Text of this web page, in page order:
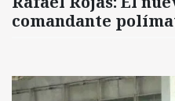
comandante